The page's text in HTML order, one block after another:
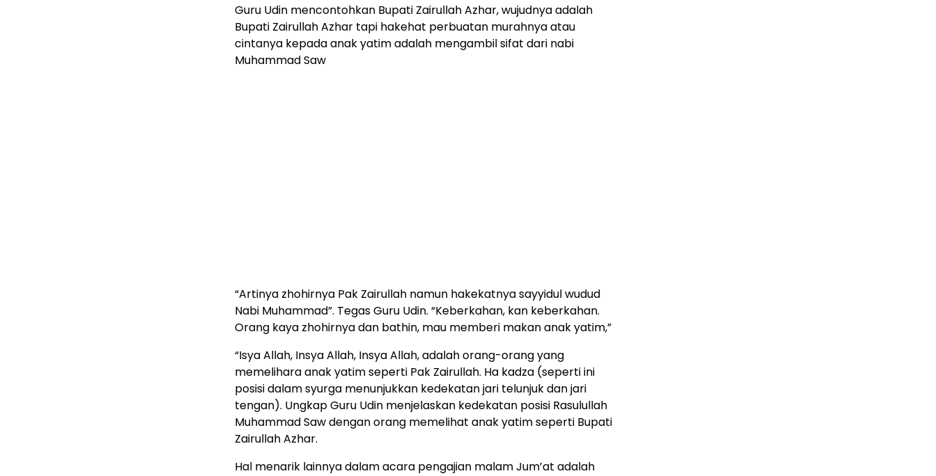
Guru Udin mencontohkan Bupati Zairullah Azhar, wujudnya adalah
Bupati Zairullah Azhar tapi hakehat perbuatan murahnya atau
cintanya kepada anak yatim adalah mengambil sifat dari nabi
Muhammad Saw
“Artinya zhohirnya Pak Zairullah namun hakekatnya sayyidul wudud
Nabi Muhammad”. Tegas Guru Udin. “Keberkahan, kan keberkahan.
Orang kaya zhohirnya dan bathin, mau memberi makan anak yatim,”
“Isya Allah, Insya Allah, Insya Allah, adalah orang-orang yang
memelihara anak yatim seperti Pak Zairullah. Ha kadza (seperti ini
posisi dalam syurga menunjukkan kedekatan jari telunjuk dan jari
tengan). Ungkap Guru Udin menjelaskan kedekatan posisi Rasulullah
Muhammad Saw dengan orang memelihat anak yatim seperti Bupati
Zairullah Azhar.
Hal menarik lainnya dalam acara pengajian malam Jum’at adalah